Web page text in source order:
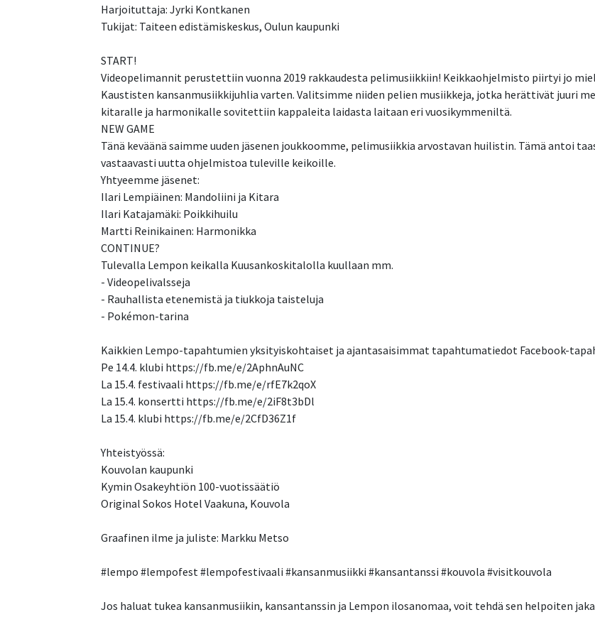
Harjoituttaja: Jyrki Kontkanen
Tukijat: Taiteen edistämiskeskus, Oulun kaupunki
START!
Videopelimannit perustettiin vuonna 2019 rakkaudesta pelimusiikkiin! Keikkaohjelmisto piirtyi jo
Kaustisten kansanmusiikkijuhlia varten. Valitsimme niiden pelien musiikkeja, jotka herättivät juuri
kitaralle ja harmonikalle sovitettiin kappaleita laidasta laitaan eri vuosikymmeniltä.
NEW GAME
Tänä keväänä saimme uuden jäsenen joukkoomme, pelimusiikkia arvostavan huilistin. Tämä antoi
vastaavasti uutta ohjelmistoa tuleville keikoille.
Yhtyeemme jäsenet:
Ilari Lempiäinen: Mandoliini ja Kitara
Ilari Katajamäki: Poikkihuilu
Martti Reinikainen: Harmonikka
CONTINUE?
Tulevalla Lempon keikalla Kuusankoskitalolla kuullaan mm.
- Videopelivalsseja
- Rauhallista etenemistä ja tiukkoja taisteluja
- Pokémon-tarina
Kaikkien Lempo-tapahtumien yksityiskohtaiset ja ajantasaisimmat tapahtumatiedot Facebook-
Pe 14.4. klubi https://fb.me/e/2AphnAuNC
La 15.4. festivaali https://fb.me/e/rfE7k2qoX
La 15.4. konsertti https://fb.me/e/2iF8t3bDl
La 15.4. klubi https://fb.me/e/2CfD36Z1f
Yhteistyössä:
Kouvolan kaupunki
Kymin Osakeyhtiön 100-vuotissäätiö
Original Sokos Hotel Vaakuna, Kouvola
Graafinen ilme ja juliste: Markku Metso
#lempo #lempofest #lempofestivaali #kansanmusiikki #kansantanssi #kouvola #visitkouvola
Jos haluat tukea kansanmusiikin, kansantanssin ja Lempon ilosanomaa, voit tehdä sen helpoiten